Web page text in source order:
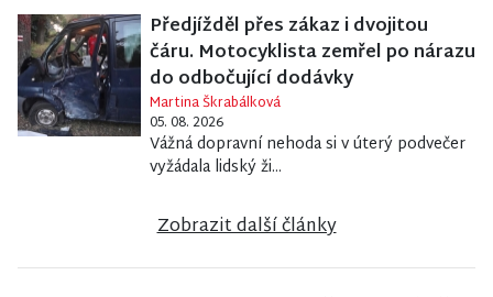
Předjížděl přes zákaz i dvojitou
čáru. Motocyklista zemřel po nárazu
do odbočující dodávky
Martina Škrabálková
05. 08. 2026
Vážná dopravní nehoda si v úterý podvečer
vyžádala lidský ži...
Zobrazit další články